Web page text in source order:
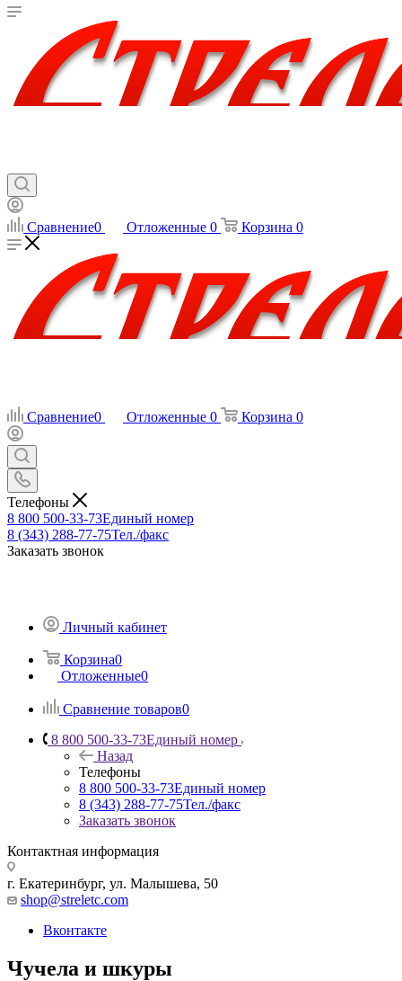
Сравнение0 Отложенные 0 Корзина 0
Сравнение0 Отложенные 0 Корзина 0
Телефоны
8 800 500-33-73Единый номер
8 (343) 288-77-75Тел./факс
Заказать звонок
Личный кабинет
Корзина0
Отложенные0
Сравнение товаров0
8 800 500-33-73Единый номер
Назад
Телефоны
8 800 500-33-73Единый номер
8 (343) 288-77-75Тел./факс
Заказать звонок
Контактная информация
г. Екатеринбург, ул. Малышева, 50
shop@streletc.com
Вконтакте
Чучела и шкуры